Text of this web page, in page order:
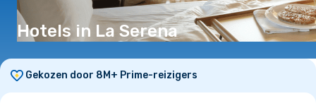
Hotels in La Serena
Gekozen door 8M+ Prime-reizigers